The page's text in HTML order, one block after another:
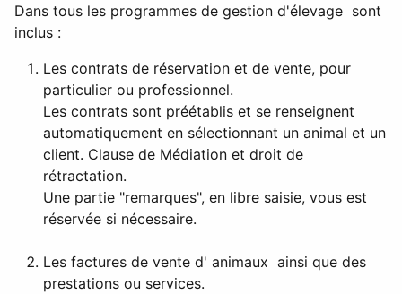
Dans tous les programmes de gestion d'élevage sont
inclus :
Les contrats de réservation et de vente, pour
particulier ou professionnel.
Les contrats sont préétablis et se renseignent
automatiquement en sélectionnant un animal et un
client. Clause de Médiation et droit de
rétractation.
Une partie "remarques", en libre saisie, vous est
réservée si nécessaire.
Les factures de vente d' animaux ainsi que des
prestations ou services.